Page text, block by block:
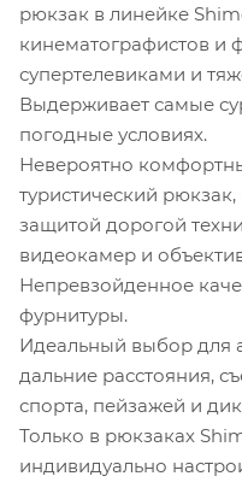
рюкзак в линейке
кинематографистов и
супертелевиками и
Выдерживает самые
погодные условиях.
Невероятно
туристический
защитой дорогой
видеокамер и
Непревзойденное
фурнитуры.
Идеальный выбор для
дальние расстояния,
спорта, пейзажей и
Только в рюкзаках
индивидуально